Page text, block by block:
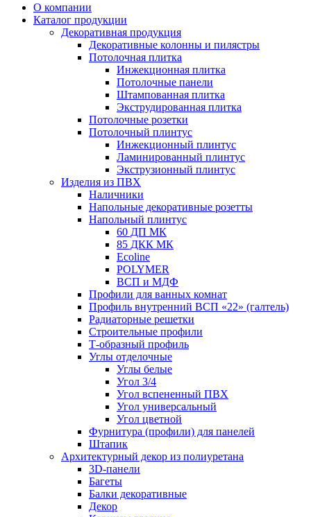
О компании
Каталог продукции
Декоративная продукция
Декоративные колонны и пилястры
Потолочная плитка
Инжекционная плитка
Потолочные панели
Штампованная плитка
Экструдированная плитка
Потолочные розетки
Потолочный плинтус
Инжекционный плинтус
Ламинированный плинтус
Экструзионный плинтус
Изделия из ПВХ
Наличники
Напольные декоративные розетты
Напольный плинтус
60 ДП МК
85 ДКК МК
Ecoline
POLYMER
ВСП и МДФ
Профили для ванных комнат
Профиль внутренний ВСП «22» (галтель)
Радиаторные решетки
Строительные профили
Т-образный профиль
Углы отделочные
Углы белые
Угол 3/4
Угол вспененный ПВХ
Угол универсальный
Угол цветной
Фурнитура (профили) для панелей
Штапик
Архитектурный декор из полиуретана
3D-панели
Багеты
Балки декоративные
Декор